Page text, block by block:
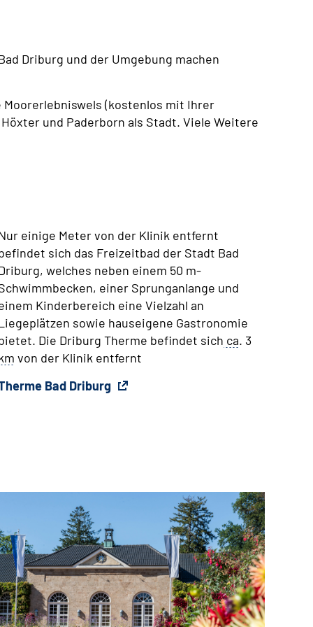
Driburg und der Umgebung machen
(kostenlos mit Ihrer
und Paderborn als Stadt. Viele Weitere
einige Meter von der Klinik entfernt
sich das Freizeitbad der Stadt Bad
welches neben einem 50 m-
einer Sprunganlange und
Kinderbereich eine Vielzahl an
sowie hauseigene Gastronomie
Die Driburg Therme befindet sich ca. 3
von der Klinik entfernt
Bad Driburg